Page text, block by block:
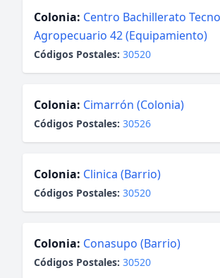
Colonia: Centro Bachillerato
Agropecuario 42 (Equipamiento)
Códigos Postales: 30520
Colonia: Cimarrón (Colonia)
Códigos Postales: 30526
Colonia: Clinica (Barrio)
Códigos Postales: 30520
Colonia: Conasupo (Barrio)
Códigos Postales: 30520